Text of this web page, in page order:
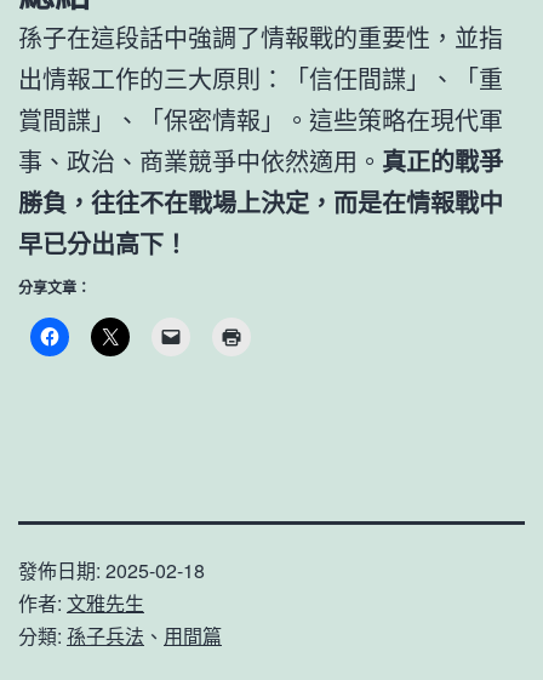
孫子在這段話中強調了情報戰的重要性，並指
出情報工作的三大原則：「信任間諜」、「重
賞間諜」、「保密情報」。這些策略在現代軍
事、政治、商業競爭中依然適用。 真正的戰爭
勝負，往往不在戰場上決定，而是在情報戰中
早已分出高下！
分享文章：
發佈日期: 2025-02-18
作者: 文雅先生
分類: 孫子兵法 、 用間篇